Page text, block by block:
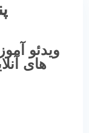
ویدئو
های